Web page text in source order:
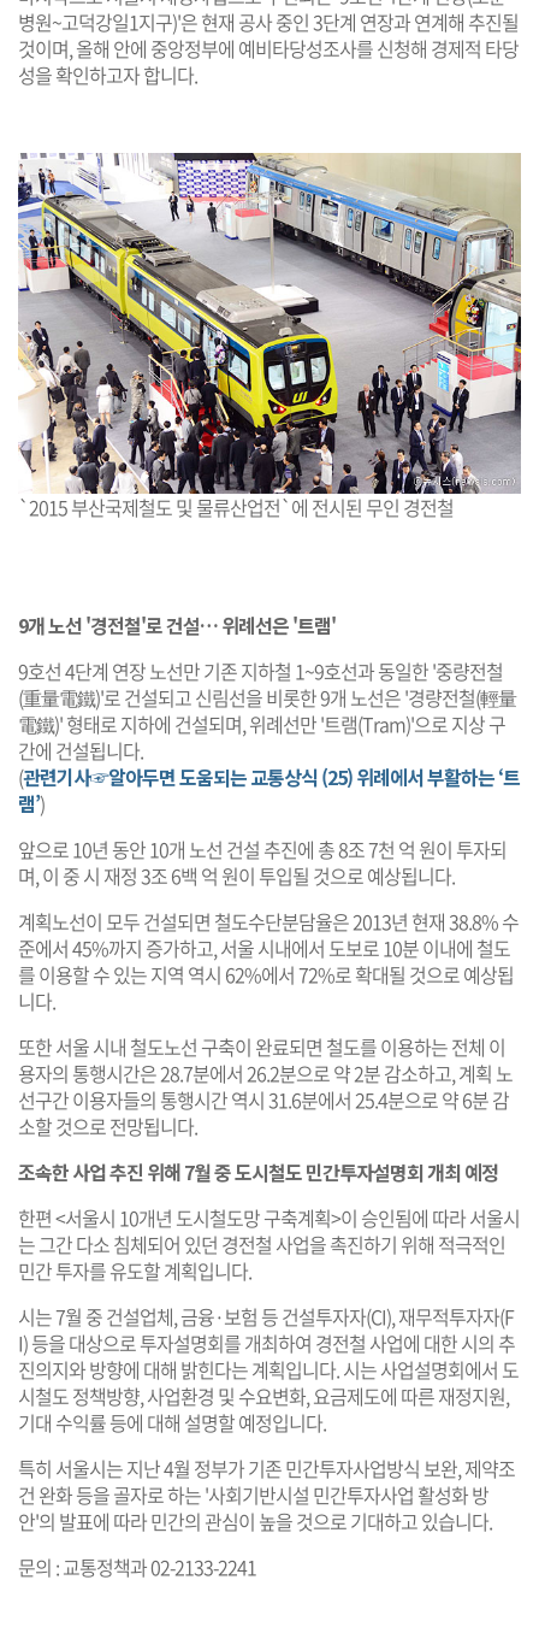
병원~고덕강일1지구)'은 현재 공사 중인 3단계 연장과 연계해 추진될
것이며, 올해 안에 중앙정부에 예비타당성조사를 신청해 경제적 타당
성을 확인하고자 합니다.
`2015 부산국제철도 및 물류산업전`에 전시된 무인 경전철
9개 노선 '경전철'로 건설… 위례선은 '트램'
9호선 4단계 연장 노선만 기존 지하철 1~9호선과 동일한 '중량전철
(重量電鐵)'로 건설되고 신림선을 비롯한 9개 노선은 '경량전철(輕量
電鐵)' 형태로 지하에 건설되며, 위례선만 '트램(Tram)'으로 지상 구
간에 건설됩니다.
(관련기사☞알아두면 도움되는 교통상식 (25) 위례에서 부활하는 ‘트
램’)
앞으로 10년 동안 10개 노선 건설 추진에 총 8조 7천 억 원이 투자되
며, 이 중 시 재정 3조 6백 억 원이 투입될 것으로 예상됩니다.
계획노선이 모두 건설되면 철도수단분담율은 2013년 현재 38.8% 수
준에서 45%까지 증가하고, 서울 시내에서 도보로 10분 이내에 철도
를 이용할 수 있는 지역 역시 62%에서 72%로 확대될 것으로 예상됩
니다.
또한 서울 시내 철도노선 구축이 완료되면 철도를 이용하는 전체 이
용자의 통행시간은 28.7분에서 26.2분으로 약 2분 감소하고, 계획 노
선구간 이용자들의 통행시간 역시 31.6분에서 25.4분으로 약 6분 감
소할 것으로 전망됩니다.
조속한 사업 추진 위해 7월 중 도시철도 민간투자설명회 개최 예정
한편 <서울시 10개년 도시철도망 구축계획>이 승인됨에 따라 서울시
는 그간 다소 침체되어 있던 경전철 사업을 촉진하기 위해 적극적인
민간 투자를 유도할 계획입니다.
시는 7월 중 건설업체, 금융·보험 등 건설투자자(CI), 재무적투자자(F
I) 등을 대상으로 투자설명회를 개최하여 경전철 사업에 대한 시의 추
진의지와 방향에 대해 밝힌다는 계획입니다. 시는 사업설명회에서 도
시철도 정책방향, 사업환경 및 수요변화, 요금제도에 따른 재정지원,
기대 수익률 등에 대해 설명할 예정입니다.
특히 서울시는 지난 4월 정부가 기존 민간투자사업방식 보완, 제약조
건 완화 등을 골자로 하는 '사회기반시설 민간투자사업 활성화 방
안'의 발표에 따라 민간의 관심이 높을 것으로 기대하고 있습니다.
문의 : 교통정책과 02-2133-2241